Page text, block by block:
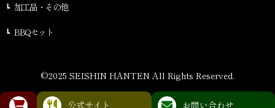
公式サイト お問い合わせ
加工品・その他
BBQセット
©2025 SEISHIN HANTEN All Rights Reserved.